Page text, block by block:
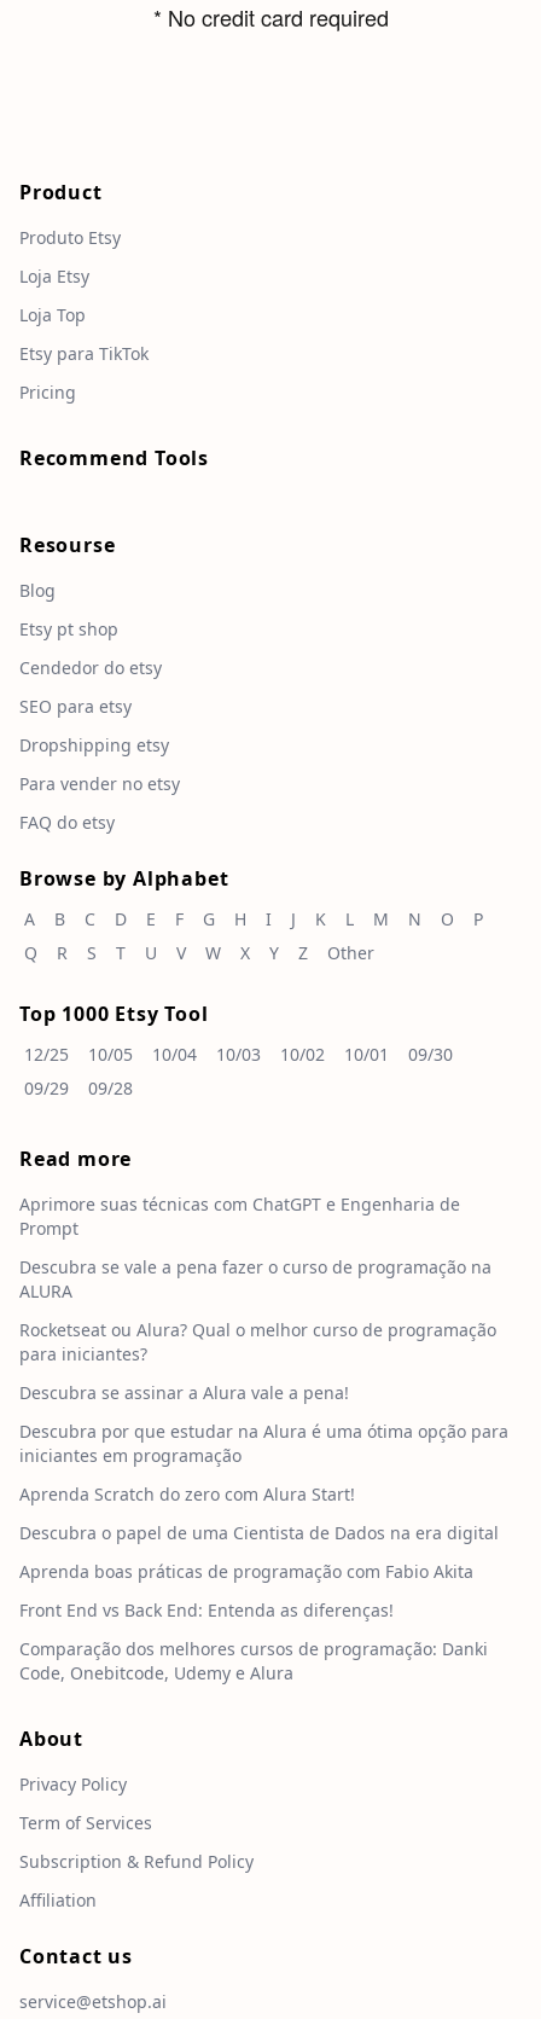
* No credit card required
Product
Produto Etsy
Loja Etsy
Loja Top
Etsy para TikTok
Pricing
Recommend Tools
Resourse
Blog
Etsy pt shop
Cendedor do etsy
SEO para etsy
Dropshipping etsy
Para vender no etsy
FAQ do etsy
Browse by Alphabet
A B C D E F G H I J K L M N O
P
Q
R S T U V W X Y Z Other
Top 1000 Etsy Tool
12/25 10/05 10/04 10/03 10/02 10/01
09/30
09/29
09/28
Read more
Aprimore suas técnicas com ChatGPT e Engenharia de
Prompt
Descubra se vale a pena fazer o curso de programação na
ALURA
Rocketseat ou Alura? Qual o melhor curso de programação
para iniciantes?
Descubra se assinar a Alura vale a pena!
Descubra por que estudar na Alura é uma ótima opção para
iniciantes em programação
Aprenda Scratch do zero com Alura Start!
Descubra o papel de uma Cientista de Dados na era digital
Aprenda boas práticas de programação com Fabio Akita
Front End vs Back End: Entenda as diferenças!
Comparação dos melhores cursos de programação: Danki
Code, Onebitcode, Udemy e Alura
About
Privacy Policy
Term of Services
Subscription & Refund Policy
Affiliation
Contact us
service@etshop.ai